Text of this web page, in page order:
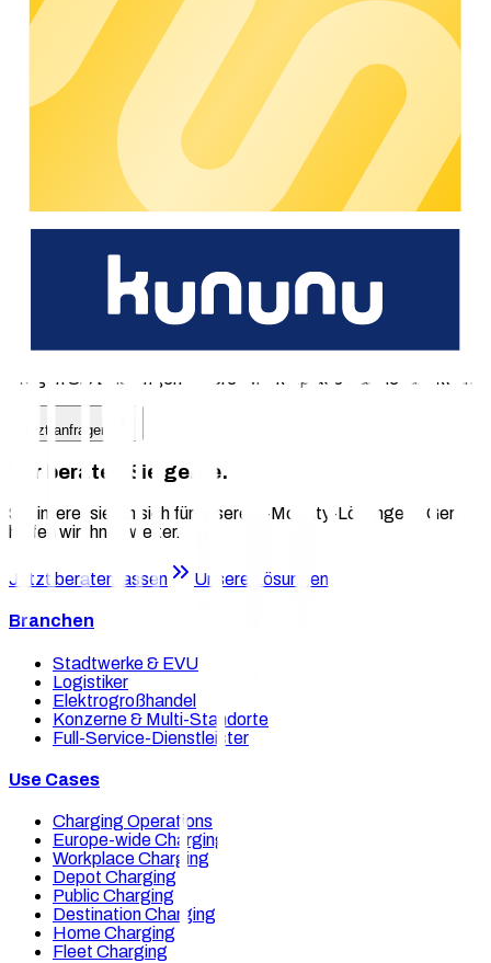
B2B Full-Service-Kompetenz zur Optimierung des
Geschäftserfolgs: Elektrovorteil bietet ein rundum THG-
Quoten-Management, damit sich die Kunden auf das
Kerngeschäft konzentrieren können. Profitieren Sie vom
leistungsstarken Partnernetzwerk für eine zuverlässige und
erfolgreiche THG-Prämien-Abwicklung.
Überdurchschnittliche Prämienzahlungen
Durchgängige Digitalisierung für nahtlose Prozesse
Die passende Lösung für Ihr
Ladegeschäft?
Fragen Sie Leistungen unserer Marketplace Partner direkt an.
Jetzt anfragen
Wir beraten Sie gerne.
Sie interessieren sich für unsere E-Mobility-Lösungen? Gerne
helfen wir Ihnen weiter.
Jetzt beraten lassen Unsere Lösungen
Branchen
Stadtwerke & EVU
Logistiker
Elektrogroßhandel
Konzerne & Multi-Standorte
Full-Service-Dienstleister
Use Cases
Charging Operations
Europe-wide Charging
Workplace Charging
Depot Charging
Public Charging
Destination Charging
Home Charging
Fleet Charging